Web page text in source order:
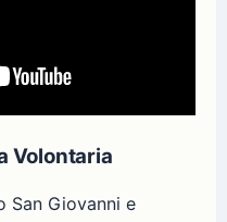
Volontaria
San Giovanni e